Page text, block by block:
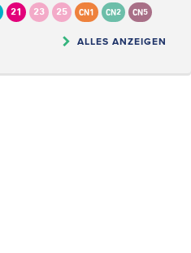
21 23 25 CN1 CN2 CN5
ALLES ANZEIGEN